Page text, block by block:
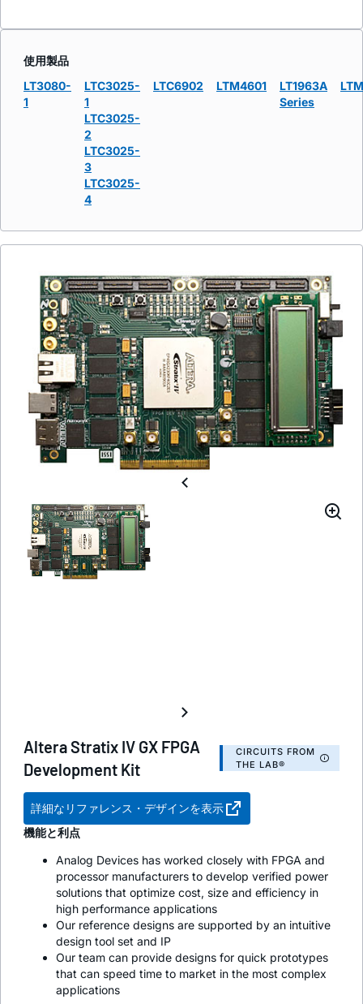
使用製品
LT3080-
1
LTC3025-
1
LTC3025-
2
LTC3025-
3
LTC3025-
4
LTC6902 LTM4601
LT1963A
Series
Altera Stratix IV GX FPGA
Development Kit
CIRCUITS FROM
THE LAB®
詳細なリファレンス・デザインを表示
機能と利点
Analog Devices has worked closely with FPGA and
processor manufacturers to develop verified power
solutions that optimize cost, size and efficiency in
high performance applications
Our reference designs are supported by an intuitive
design tool set and IP
Our team can provide designs for quick prototypes
that can speed time to market in the most complex
applications